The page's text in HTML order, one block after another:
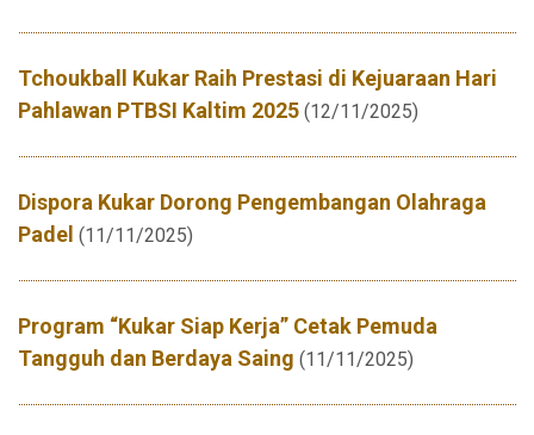
Tchoukball Kukar Raih Prestasi di Kejuaraan Hari
Pahlawan PTBSI Kaltim 2025 (12/11/2025)
Dispora Kukar Dorong Pengembangan Olahraga
Padel (11/11/2025)
Program “Kukar Siap Kerja” Cetak Pemuda
Tangguh dan Berdaya Saing (11/11/2025)